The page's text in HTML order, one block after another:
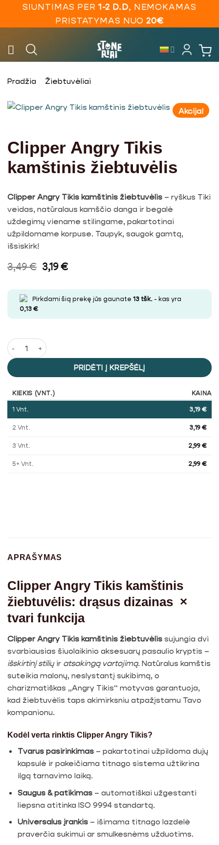
content
SIUNTIMAS PER 1-2 D.D, NEMOKAMAS
PRISTATYMAS NUO20€
Pradžia Žiebtuvėliai
Akcija!
Clipper Angry Tikis
kamštinis žiebtuvėlis
Clipper Angry Tikis kamštinis žiebtuvėlis – ryškus Tiki
veidas, natūralaus kamščio danga ir begalė
uždegimų viename stilingame, pakartotinai
užpildomame korpuse. Taupyk, saugok gamtą,
išsiskirk!
3,49€ 3,19€
Pirkdami šią prekę jūs gaunate 13 tšk. - kas yra
0,13€
produkto kiekis: Clipper Angry Tikis kamštinis žiebtuvėlis
PRIDĖTI Į KREPŠĖLĮ
KIEKIS (VNT.)
KAINA
1 Vnt. 3,19€
2 Vnt. 3,19€
3 Vnt. 2,99€
5+ Vnt. 2,99€
APRAŠYMAS
Clipper Angry Tikis kamštinis
žiebtuvėlis: drąsus dizainas ×
tvari funkcija
Clipper Angry Tikis kamštinis žiebtuvėlissujungia dvi
svarbiausias šiuolaikinio aksesuarų pasaulio kryptis –
išskirtinį stiliųir atsakingą vartojimą. Natūralus kamštis
suteikia malonų, neslystantį sukibimą, o
charizmatiškas „Angry Tikis“ motyvas garantuoja,
kad žiebtuvėlis taps akimirksniu atpažįstamu Tavo
kompanionu.
Kodėl verta rinktis Clipper Angry Tikis?
Tvarus pasirinkimas– pakartotinai užpildoma dujų
kapsulė ir pakeičiama titnago sistema užtikrina
ilgą tarnavimo laiką.
Saugus & patikimas– automatiškai užgestanti
liepsna atitinka ISO 9994 standartą.
Universalus įrankis– išimama titnago lazdelė
praverčia sukimui ar smulkesnėms užduotims.